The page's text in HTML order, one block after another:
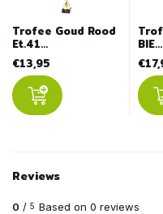
Trofee Goud Rood
Et.41...
€13,95
Reviews
0 / 5 Based on 0 reviews